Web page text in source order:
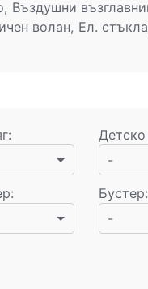
волан, Ел.
:
-
:
Бустер:
-